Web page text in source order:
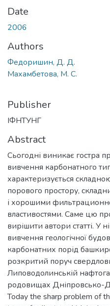
Date
2006
Authors
Федоришин, Д. Д.
Махамбетова, М. С.
Publisher
ІФНТУНГ
Abstract
Сьогодні виникає гостра
вивчення карбонатного
характеризується
порового простору,
і хорошими
властивостями. Саме цю
вирішити автори статті. У
вивчення геологічної
карбонатних порід
розкритий поруч
Липоводолинській
родовищах Дніпровсько-
Today the sharp problem of